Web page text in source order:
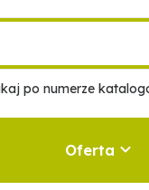
po numerze
Oferta